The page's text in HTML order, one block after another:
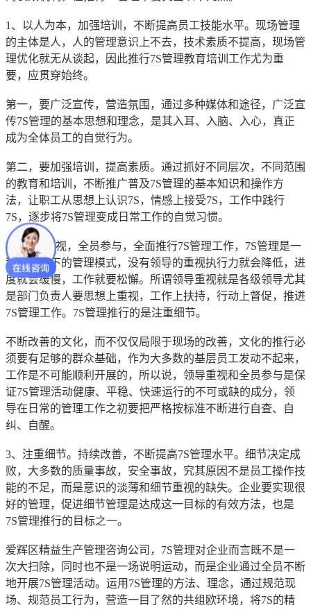
1、以人为本，加强培训，不断提高员工技能水平。现场管理
的主体是人，人的管理意识上不去，技术素质不提高，现场管
理优化就无从谈起，因此推行7S管理教育培训工作尤为重
要，应贯穿始终。
第一，要广泛宣传，营造氛围，通过多种媒体和途径，广泛宣
传7S管理的基本思想和理念，是其入耳、入脑、入心，真正
成为全体员工的自觉行为。
第二，要加强培训，提高素质。通过抓好不同层次，不同范围
的教育和培训，不断推广普及7S管理的基本知识和操作方
法，让职工从思想上认识7S，情感上接受7S，工作中践行
7S，逐步将7S管理变成日常工作的自觉习惯。
2、领导重视，全员参与，全面推行7S管理工作，7S管理是一
种自上而下的管理模式，没有领导的重视执行力就会降低，进
度就会缓慢，工作就要松懈。所谓领导重视就是各级领导尤其
是部门负责人要思想上重视，工作上扶持，行动上督促，推进
7S管理工作。7S管理推行的是注重细节。
不断改善的文化，而不仅仅局限于现场的改善，文化的推行必
须要有足够的群众基础，作为大多数的基层员工发动不起来，
工作是不可能顺利开展的，所以说，领导重视和全员参与是保
证7S管理活动健康、平稳、快速运行的不可或缺的成分，领
导在日常的管理工作之初要把严格按标准不断进行自查、自
纠、自醒。
3、注重细节。持续改善，不断提高7S管理水平。细节决定成
败，大多数的质量事故，安全事故，究其原因不是员工操作技
能的不足，而是意识的淡薄和细节重视的缺失。企业要实现很
好的管理，促进细节管理是达成这一目标的有效方法，也是
7S管理推行的目标之一。
爱辉区精益生产管理咨询公司，7S管理对企业而言既不是一
次大扫除，同时也不是一场说明运动，而是企业通过全员不断
地开展7S管理活动。运用7S管理的方法、理念，通过规范现
场、规范员工行为，营造一目了然的共组欧环境，将7S的精